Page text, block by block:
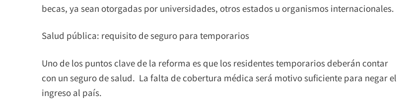
becas, ya sean otorgadas por universidades, otros estados u organismos internacionales.
Salud pública: requisito de seguro para temporarios
Uno de los puntos clave de la reforma es que los residentes temporarios deberán contar
con un seguro de salud. La falta de cobertura médica será motivo suficiente para negar el
ingreso al país.